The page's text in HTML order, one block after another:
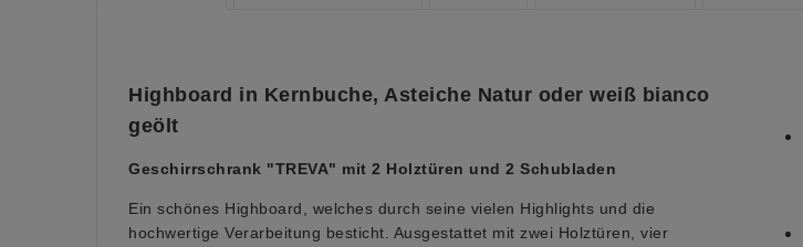
Highboard in Kernbuche, Asteiche Natur oder weiß bianco
geölt
Geschirrschrank "TREVA" mit 2 Holztüren und 2 Schubladen
Ein schönes Highboard, welches durch seine vielen Highlights und die
hochwertige Verarbeitung besticht. Ausgestattet mit zwei Holztüren, vier